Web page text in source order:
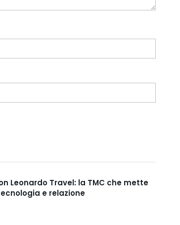
Leonardo Travel: la TMC che mette
e relazione